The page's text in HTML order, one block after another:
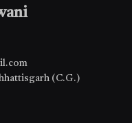
(C.G.)